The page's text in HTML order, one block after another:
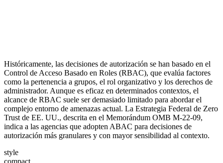
Históricamente, las decisiones de autorización se han basado en el
Control de Acceso Basado en Roles (RBAC), que evalúa factores
como la pertenencia a grupos, el rol organizativo y los derechos de
administrador. Aunque es eficaz en determinados contextos, el
alcance de RBAC suele ser demasiado limitado para abordar el
complejo entorno de amenazas actual. La Estrategia Federal de Zero
Trust de EE. UU., descrita en el Memorándum OMB M-22-09,
indica a las agencias que adopten ABAC para decisiones de
autorización más granulares y con mayor sensibilidad al contexto.
style
compact